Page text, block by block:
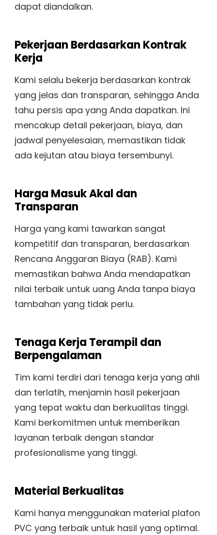
dapat diandalkan.
Pekerjaan Berdasarkan Kontrak
Kerja
Kami selalu bekerja berdasarkan kontrak
yang jelas dan transparan, sehingga Anda
tahu persis apa yang Anda dapatkan. Ini
mencakup detail pekerjaan, biaya, dan
jadwal penyelesaian, memastikan tidak
ada kejutan atau biaya tersembunyi.
Harga Masuk Akal dan
Transparan
Harga yang kami tawarkan sangat
kompetitif dan transparan, berdasarkan
Rencana Anggaran Biaya (RAB). Kami
memastikan bahwa Anda mendapatkan
nilai terbaik untuk uang Anda tanpa biaya
tambahan yang tidak perlu.
Tenaga Kerja Terampil dan
Berpengalaman
Tim kami terdiri dari tenaga kerja yang ahli
dan terlatih, menjamin hasil pekerjaan
yang tepat waktu dan berkualitas tinggi.
Kami berkomitmen untuk memberikan
layanan terbaik dengan standar
profesionalisme yang tinggi.
Material Berkualitas
Kami hanya menggunakan material plafon
PVC yang terbaik untuk hasil yang optimal.